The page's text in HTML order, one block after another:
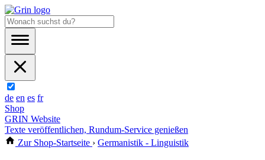
de en es fr
Shop
GRIN Website
Texte veröffentlichen, Rundum-Service genießen
Zur Shop-Startseite › Germanistik - Linguistik